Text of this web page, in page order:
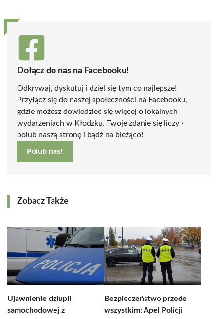
Dołącz do nas na Facebooku!
Odkrywaj, dyskutuj i dziel się tym co najlepsze!
Przyłącz się do naszej społeczności na Facebooku,
gdzie możesz dowiedzieć się więcej o lokalnych
wydarzeniach w Kłodzku. Twoje zdanie się liczy -
polub naszą stronę i bądź na bieżąco!
Polub nas!
Zobacz Także
Ujawnienie dziupli
samochodowej z
Bezpieczeństwo przede
wszystkim: Apel Policji